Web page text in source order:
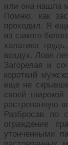
или она нашла
Помню, как
проходил. Я
из самого
халатика
воздух. Ловя
Загорелая и
короткий
еще не
своей
растрепанную
Разбросав по
ограждение
утонченными